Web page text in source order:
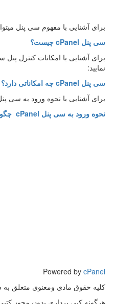
برای آشنایی با مفهوم سی پنل
سی پنل cPanel چیست؟
نمایید:
سی پنل cPanel چه امکاناتی دارد؟
برای آشنایی با نحوه ورود به سی
نحوه ورود به سی پنل cPanel چگونه است؟
Powered by cPanel
کلیه حقوق مادی ومعنوی متعلق